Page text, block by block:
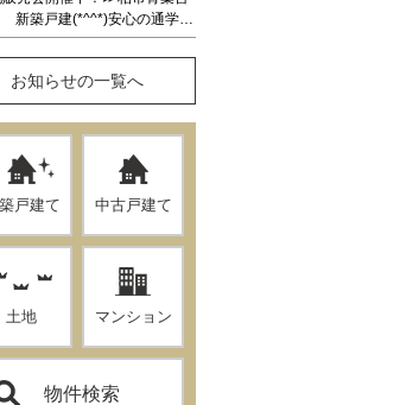
お知らせの一覧へ
戸建て 中古戸建て
土地 マンション
物件検索